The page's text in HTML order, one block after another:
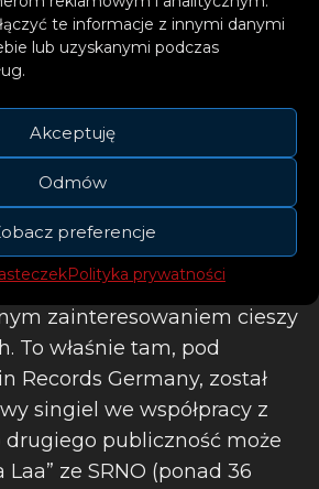
te informacje z innymi danymi
lub uzyskanymi podczas
Akceptuję
Odmów
preferencje
Polityka prywatności
zainteresowaniem cieszy
To właśnie tam, pod
Records Germany, został
singiel we współpracy z
drugiego publiczność może
Laa” ze SRNO (ponad 36